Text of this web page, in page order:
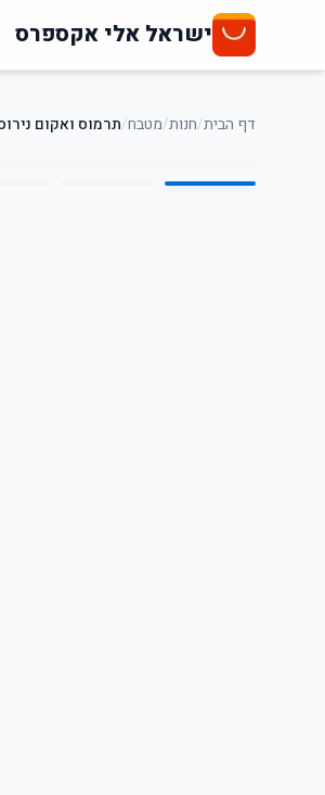
ישראל אלי אקספרס
דף הבית/חנות/מטבח/תרמוס ואקום 1